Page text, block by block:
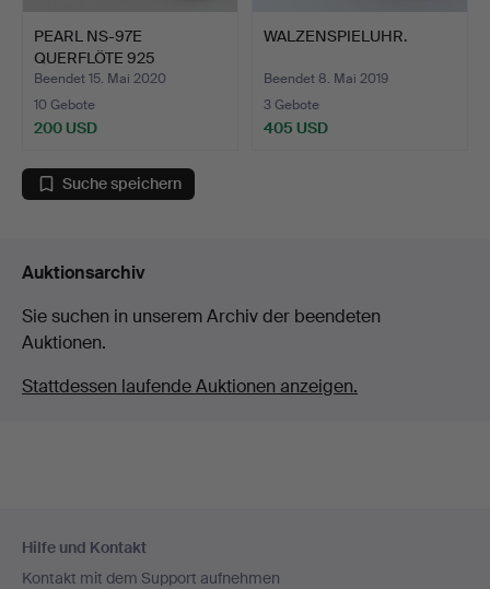
PEARL NS-97E
QUERFLÖTE 925
STERLING SILBER.
Beendet 15. Mai 2020
10 Gebote
200 USD
WALZENSPIELUHR.
Beendet 8. Mai 2019
3 Gebote
405 USD
Suche speichern
Auktionsarchiv
Sie suchen in unserem Archiv der beendeten
Auktionen.
Stattdessen laufende Auktionen anzeigen.
Navigation
Hilfe und Kontakt
Kontakt mit dem Support aufnehmen